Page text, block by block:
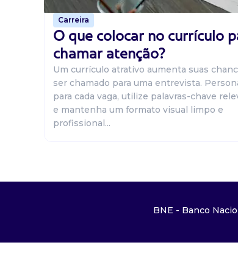
Carreira
O que colocar no currículo
chamar atenção?
Um currículo atrativo aumenta suas
ser chamado para uma entrevista.
para cada vaga, utilize palavras-chave
e mantenha um formato visual limpo e
profissional...
BNE - Banco